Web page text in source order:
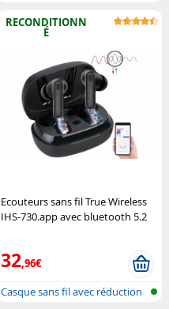
RECONDITIONN
É
Ecouteurs sans fil True Wireless
IHS-730.app avec bluetooth 5.2
32,96€
Casque sans fil avec réduction